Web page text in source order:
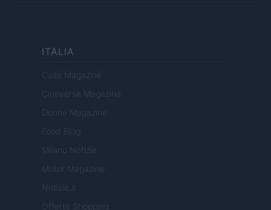
ITALIA
Casa Magazine
Cineverse Magazine
Donne Magazine
Food Blog
Milano Notizie
Motor Magazine
Notizie.it
Offerte Shopping